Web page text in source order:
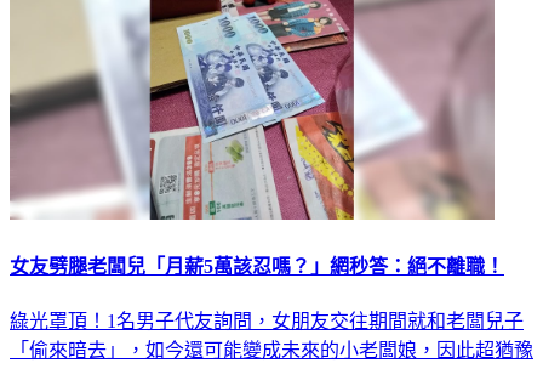
女友劈腿老闆兒「月薪5萬該忍嗎？」網秒答：絕不離職！
綠光罩頂！1名男子代友詢問，女朋友交往期間就和老闆兒子
「偷來暗去」，如今還可能變成未來的小老闆娘，因此超猶豫